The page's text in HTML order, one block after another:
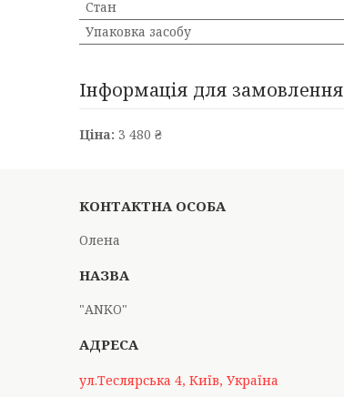
Стан
Упаковка засобу
Інформація для замовлення
Ціна: 3 480 ₴
Олена
"АNKO"
ул.Теслярська 4, Київ, Україна